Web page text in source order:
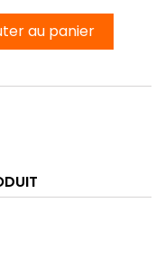
au panier